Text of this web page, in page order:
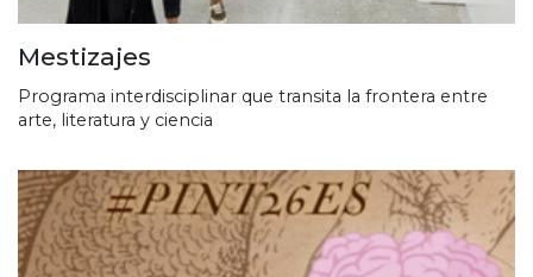
Mestizajes
Programa interdisciplinar que transita la frontera entre
arte, literatura y ciencia